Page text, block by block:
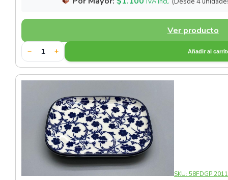
Ver producto
− + Añadir al
SKU:58FDGP